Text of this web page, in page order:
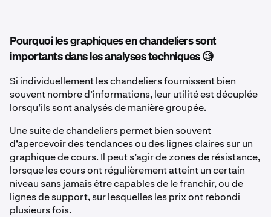
Pourquoi les graphiques en chandeliers sont
importants dans les analyses techniques 🧐
Si individuellement les chandeliers fournissent bien
souvent nombre d’informations, leur utilité est décuplée
lorsqu’ils sont analysés de manière groupée.
Une suite de chandeliers permet bien souvent
d’apercevoir des tendances ou des lignes claires sur un
graphique de cours. Il peut s’agir de zones de résistance,
lorsque les cours ont régulièrement atteint un certain
niveau sans jamais être capables de le franchir, ou de
lignes de support, sur lesquelles les prix ont rebondi
plusieurs fois.